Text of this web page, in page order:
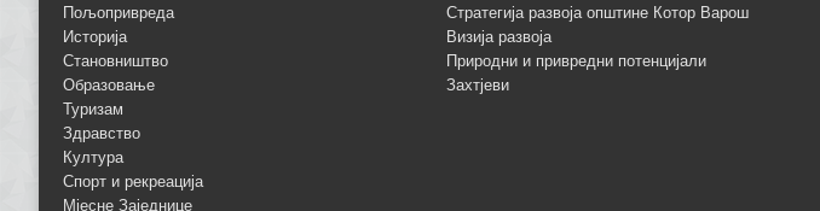
Пољопривреда
Историја
Становништво
Образовање
Туризам
Здравство
Култура
Спорт и рекреација
Мјесне Заједнице
Стратегија развоја општине Котор Варош
Визија развоја
Природни и привредни потенцијали
Захтјеви